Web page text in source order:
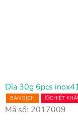
Dĩa 30g 6pcs
BÁN BỊCH 💥CHIẾT
Mã số: 2017009